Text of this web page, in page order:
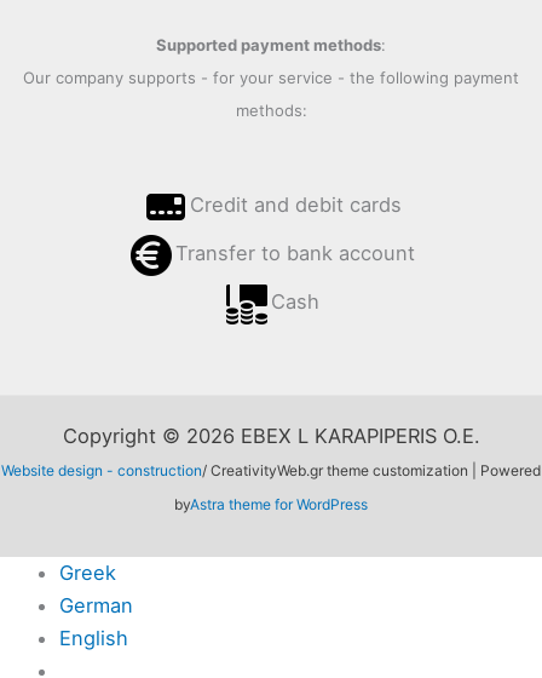
Supported payment methods:
Our company supports - for your service - the following payment
methods:
Credit and debit cards
Transfer to bank account
Cash
Copyright © 2026 EBEX L KARAPIPERIS O.E.
Website design - construction/ CreativityWeb.gr theme customization | Powered
byAstra theme for WordPress
Greek
German
English